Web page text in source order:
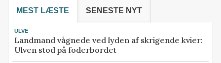
MEST LÆSTE SENESTE NYT
ULVE
Landmand vågnede ved lyden af skrigende kvier:
Ulven stod på foderbordet